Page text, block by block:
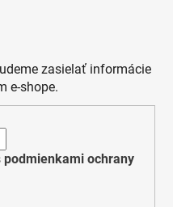
zasielať informácie
e-shope.
podmienkami ochrany